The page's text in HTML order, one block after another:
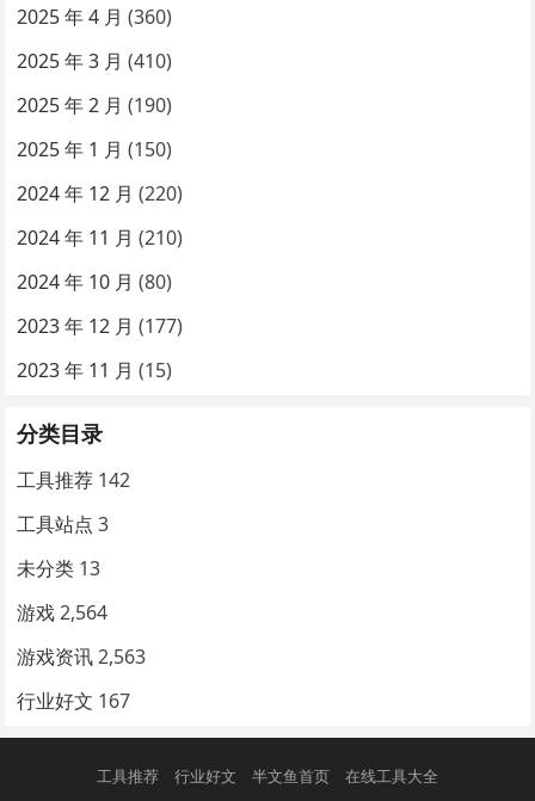
2025 年 4 月 (360)
2025 年 3 月 (410)
2025 年 2 月 (190)
2025 年 1 月 (150)
2024 年 12 月 (220)
2024 年 11 月 (210)
2024 年 10 月 (80)
2023 年 12 月 (177)
2023 年 11 月 (15)
分类目录
工具推荐 142
工具站点 3
未分类 13
游戏 2,564
游戏资讯 2,563
行业好文 167
工具推荐 行业好文 半文鱼首页 在线工具大全